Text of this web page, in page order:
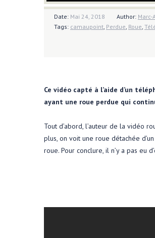
Date: Mai 24, 2018 Author: Marc-
Tags: camaupoint Perdue Roue
Ce vidéo capté à l’aide d’un
ayant une roue perdue qui
Tout d’abord, l’auteur de la vidéo
plus, on voit une roue détachée
roue. Pour conclure, il n’y a pas eu